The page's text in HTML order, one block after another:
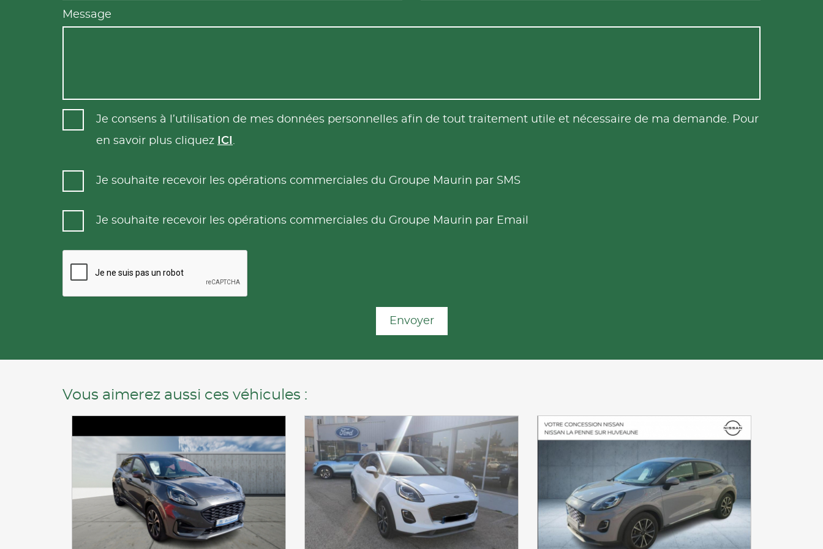
Message
Je consens à l’utilisation de mes données personnelles afin de tout traitement utile et nécessaire de ma demande. Pour
en savoir plus cliquez
ICI .
Je souhaite recevoir les opérations commerciales du Groupe Maurin par SMS
Je souhaite recevoir les opérations commerciales du Groupe Maurin par Email
Envoyer
Vous aimerez aussi ces véhicules :